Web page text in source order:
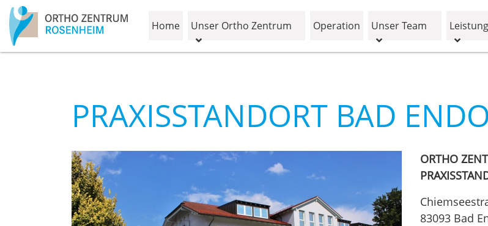
Home Unser Ortho Zentrum Operation Unser Team
PRAXISSTANDORT BAD
ORTHO
83093 Bad